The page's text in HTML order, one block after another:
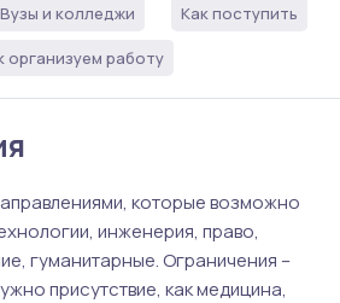
Вузы и колледжи Как поступить
организуем работу
которые возможно
инженерия, право,
гуманитарные. Ограничения –
присутствие, как медицина,